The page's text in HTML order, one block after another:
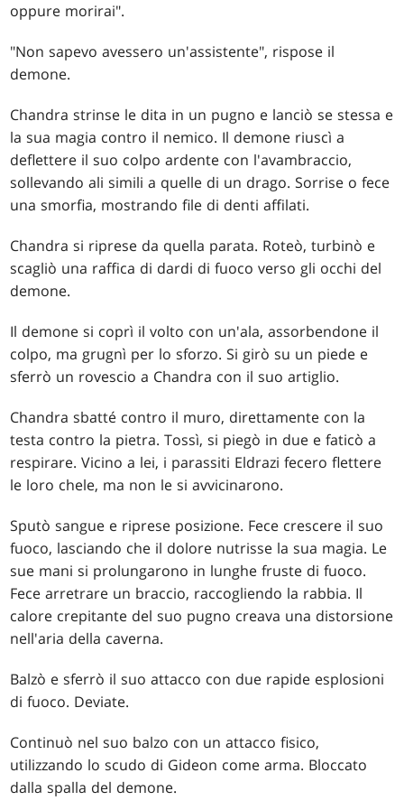
oppure morirai".
"Non sapevo avessero un'assistente", rispose il
demone.
Chandra strinse le dita in un pugno e lanciò se stessa e
la sua magia contro il nemico. Il demone riuscì a
deflettere il suo colpo ardente con l'avambraccio,
sollevando ali simili a quelle di un drago. Sorrise o fece
una smorfia, mostrando file di denti affilati.
Chandra si riprese da quella parata. Roteò, turbinò e
scagliò una raffica di dardi di fuoco verso gli occhi del
demone.
Il demone si coprì il volto con un'ala, assorbendone il
colpo, ma grugnì per lo sforzo. Si girò su un piede e
sferrò un rovescio a Chandra con il suo artiglio.
Chandra sbatté contro il muro, direttamente con la
testa contro la pietra. Tossì, si piegò in due e faticò a
respirare. Vicino a lei, i parassiti Eldrazi fecero flettere
le loro chele, ma non le si avvicinarono.
Sputò sangue e riprese posizione. Fece crescere il suo
fuoco, lasciando che il dolore nutrisse la sua magia. Le
sue mani si prolungarono in lunghe fruste di fuoco.
Fece arretrare un braccio, raccogliendo la rabbia. Il
calore crepitante del suo pugno creava una distorsione
nell'aria della caverna.
Balzò e sferrò il suo attacco con due rapide esplosioni
di fuoco. Deviate.
Continuò nel suo balzo con un attacco fisico,
utilizzando lo scudo di Gideon come arma. Bloccato
dalla spalla del demone.